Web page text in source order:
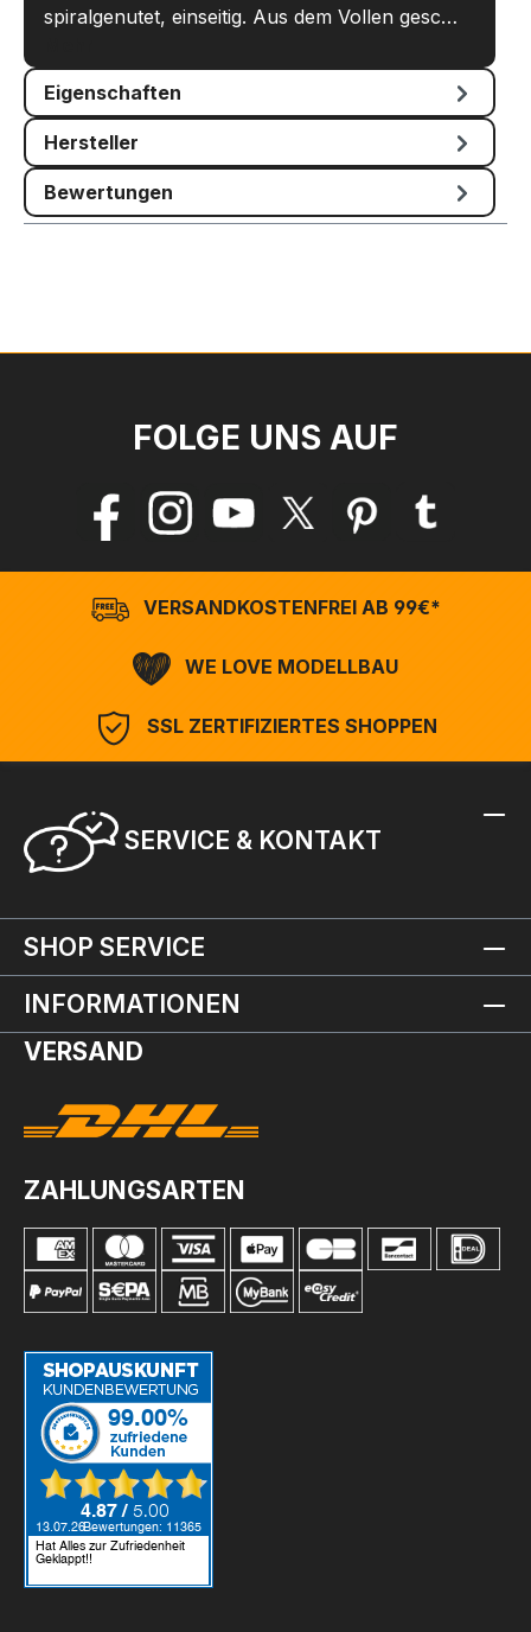
spiralgenutet, einseitig. Aus dem Vollen gesc…
Eigenschaften
Hersteller
Bewertungen
FOLGE UNS AUF
VERSANDKOSTENFREI AB 99€*
WE LOVE MODELLBAU
SSL ZERTIFIZIERTES SHOPPEN
SERVICE & KONTAKT
SHOP SERVICE
INFORMATIONEN
VERSAND
ZAHLUNGSARTEN